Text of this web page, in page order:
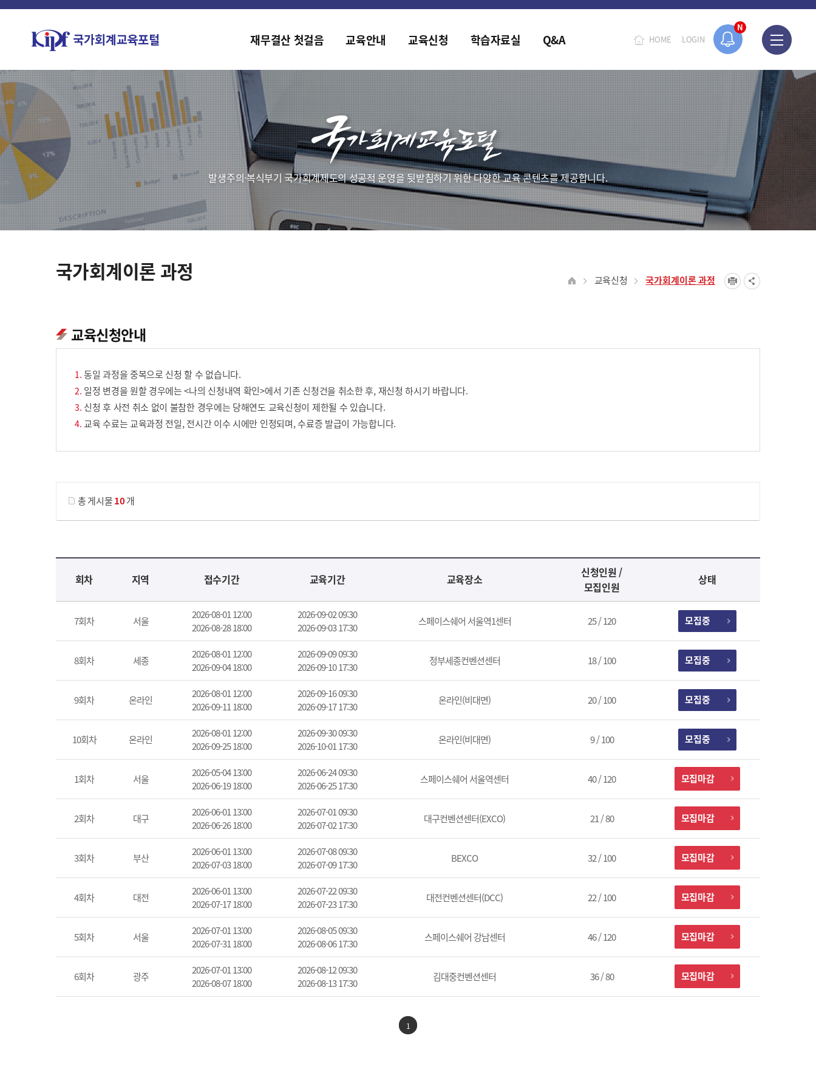
N
홈페이지가 새롭게 개편되었습니다.
HOME LOGIN
재무결산 첫걸음 교육안내 교육신청 학습자료실 Q&A
발생주의·복식부기 국가회계제도의 성공적 운영을 뒷받침하기 위한 다양한 교육 콘텐츠를 제공합니다.
국가회계이론 과정 교육신청 국가회계이론 과정
교육신청안내
동일 과정을 중복으로 신청 할 수 없습니다.
일정 변경을 원할 경우에는 <나의 신청내역 확인>에서 기존 신청건을 취소한 후, 재신청 하시기 바랍니다.
신청 후 사전 취소 없이 불참한 경우에는 당해연도 교육신청이 제한될 수 있습니다.
교육 수료는 교육과정 전일, 전시간 이수 시에만 인정되며, 수료증 발급이 가능합니다.
총 게시물10개
교육신청 목록을 나타낸 표로 회차, 지역, 접수기간, 교육기간, 교육장소, 신청인원/모집인원, 상태로 나뉘어 설명합니다.
회차 지역 접수기간 교육기간 교육장소
신청인원 /
모집인원
상태
7회차 서울
2026-08-01 12:00
2026-08-28 18:00
2026-09-02 09:30
2026-09-03 17:30
스페이스쉐어 서울역1센터 25 / 120 모집중
8회차 세종
2026-08-01 12:00
2026-09-04 18:00
2026-09-09 09:30
2026-09-10 17:30
정부세종컨벤션센터 18 / 100 모집중
9회차 온라인
2026-08-01 12:00
2026-09-11 18:00
2026-09-16 09:30
2026-09-17 17:30
온라인(비대면) 20 / 100 모집중
10회차 온라인
2026-08-01 12:00
2026-09-25 18:00
2026-09-30 09:30
2026-10-01 17:30
온라인(비대면) 9 / 100 모집중
1회차 서울
2026-05-04 13:00
2026-06-19 18:00
2026-06-24 09:30
2026-06-25 17:30
스페이스쉐어 서울역센터 40 / 120 모집마감
2회차 대구
2026-06-01 13:00
2026-06-26 18:00
2026-07-01 09:30
2026-07-02 17:30
대구컨벤션센터(EXCO) 21 / 80 모집마감
3회차 부산
2026-06-01 13:00
2026-07-03 18:00
2026-07-08 09:30
2026-07-09 17:30
BEXCO 32 / 100 모집마감
4회차 대전
2026-06-01 13:00
2026-07-17 18:00
2026-07-22 09:30
2026-07-23 17:30
대전컨벤션센터(DCC) 22 / 100 모집마감
5회차 서울
2026-07-01 13:00
2026-07-31 18:00
2026-08-05 09:30
2026-08-06 17:30
스페이스쉐어 강남센터 46 / 120 모집마감
6회차 광주
2026-07-01 13:00
2026-08-07 18:00
2026-08-12 09:30
2026-08-13 17:30
김대중컨벤션센터 36 / 80 모집마감
1